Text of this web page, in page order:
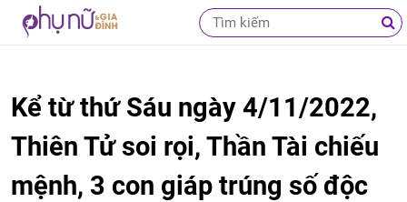
Kể từ thứ Sáu ngày 4/11/2022,
Thiên Tử soi rọi, Thần Tài chiếu
mệnh, 3 con giáp trúng số độc